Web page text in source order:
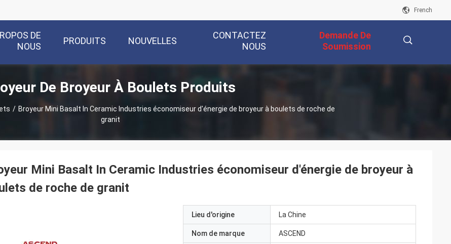
French
DE
NOUS
PRODUITS NOUVELLES
CONTACTEZ
NOUS
Demande De
Soumission
De Broyeur À Boulets Produits
/ Broyeur Mini Basalt In Ceramic Industries économiseur d'énergie de broyeur à boulets de roche de
granit
Mini Basalt In Ceramic Industries économiseur d'énergie de broyeur à
de roche de granit
Lieu d'origine La Chine
Nom de marque ASCEND